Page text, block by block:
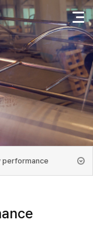
performance